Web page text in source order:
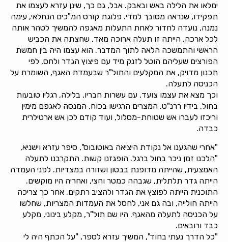
ימלאו את הלילה באש ובאבק. אבל, גם כך, שינן עזרא לעצמו את
תפקידו, שנראה מסובך למדי. פלוגת קורס המ"כים הנחלאי, עימה
נמנה, נועדה לחדור לאחת התעלות מאגפה להמשיך לטהר אותה
לכל ארכה. הייתה זו תעלה ארוכה מאד, שחצתה את הכביש
הראשי והתמשכה הלאה לתוך המדבר. הוא עצמו היה בין חמשת
הפורצים שעליהם הוטל לזנק מיד עם פיצוץ הגדר ולחס, לפי
תכנון מדויק, את המקלעים והתול"ר שבעמדת האגף, השומרת על
הכניסה לתעלה.
וכך מצא את עצמו צועד, עם עשרות חבריו, בלילה, רגליו טובעות
בחול, בידיו ררנ"ט. המצרים הרגישו בכוח, המנסה לאגפם מימין
וריכזו לעברו אש שטוחת-מסלול, ועוד קודם לכן אש ארטילרית
כבדה.
"אחרי שהגענו אל נקודת היציאה באוטובוס", סיפר עזרא וישניא,
"הלכנו זמן ניכר בחול ברגל. הופגזנו קשות. התקרבנו לתעלה
האמצעית, שהייתה מדופנת בבטון ושזורה במצדיות. לפני העמדה
הייתה גדר תלתלית, שגבהה כמטר וחצי, ואחריה היו מוקשים.
התוכנית הייתה לפוצץ את הגדר ולהציב רתקים. אחר כך צריכה
הייתה חולייה, ובה גם אני, לחסל את העמדות המצריות, שחלשו
על הכניסה לתעלה מהאגף. היו שם תול"ר, מקלע בינוני, מקלע
כבד ורובאים.
"כל הדרך נעתי בחוד", המשיך עזרא לספר, "על הכתף היה לי